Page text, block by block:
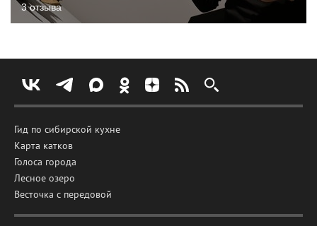
3 отзыва
Гид по сибирской кухне
Карта катков
Голоса города
Лесное озеро
Весточка с передовой